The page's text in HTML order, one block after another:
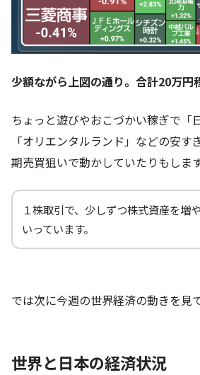
少額ながら上図の通り。合計20万円
ちょっと遊びやおこづかい稼ぎで「
「オリエンタルランド」などの安す
期売買狙いで動かしていたりもします
１株取引で、少しずつ株式資産を増
いっています。
では次に今週の世界経済の動きを見
世界と日本の経済状況